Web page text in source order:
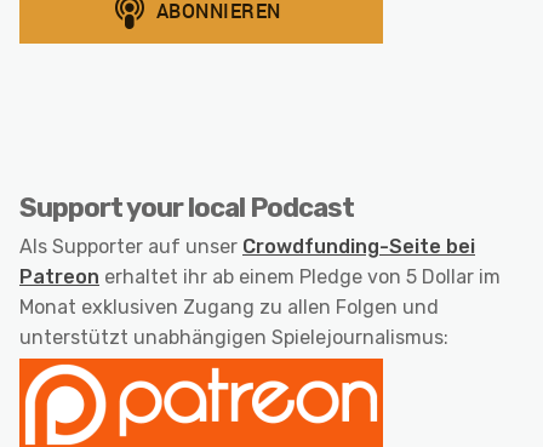
Support your local Podcast
Als Supporter auf unser Crowdfunding-Seite bei
Patreon erhaltet ihr ab einem Pledge von 5 Dollar im
Monat exklusiven Zugang zu allen Folgen und
unterstützt unabhängigen Spielejournalismus: